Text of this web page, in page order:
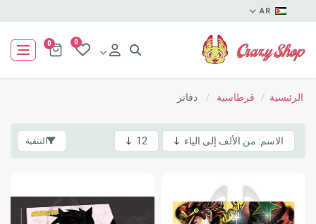
AR
0
0
الرئيسية / قرطاسية / دفاتر
التنقية